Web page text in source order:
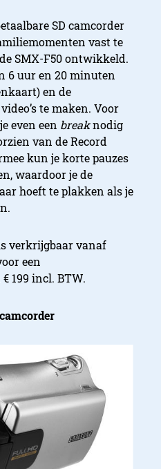
SD camcorder
vast te
SMX-F50 ontwikkeld.
6 uur en 20 minuten
en de
te maken. Voor
even een breaknodig
van de Record
kun je korte pauzes
waardoor je de
hoeft te plakken als je
verkrijgbaar vanaf
een
199 incl. BTW.